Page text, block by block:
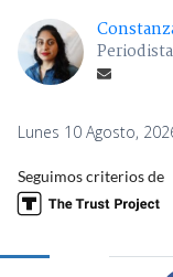
Lunes 10 Agosto,
Seguimos criterios de